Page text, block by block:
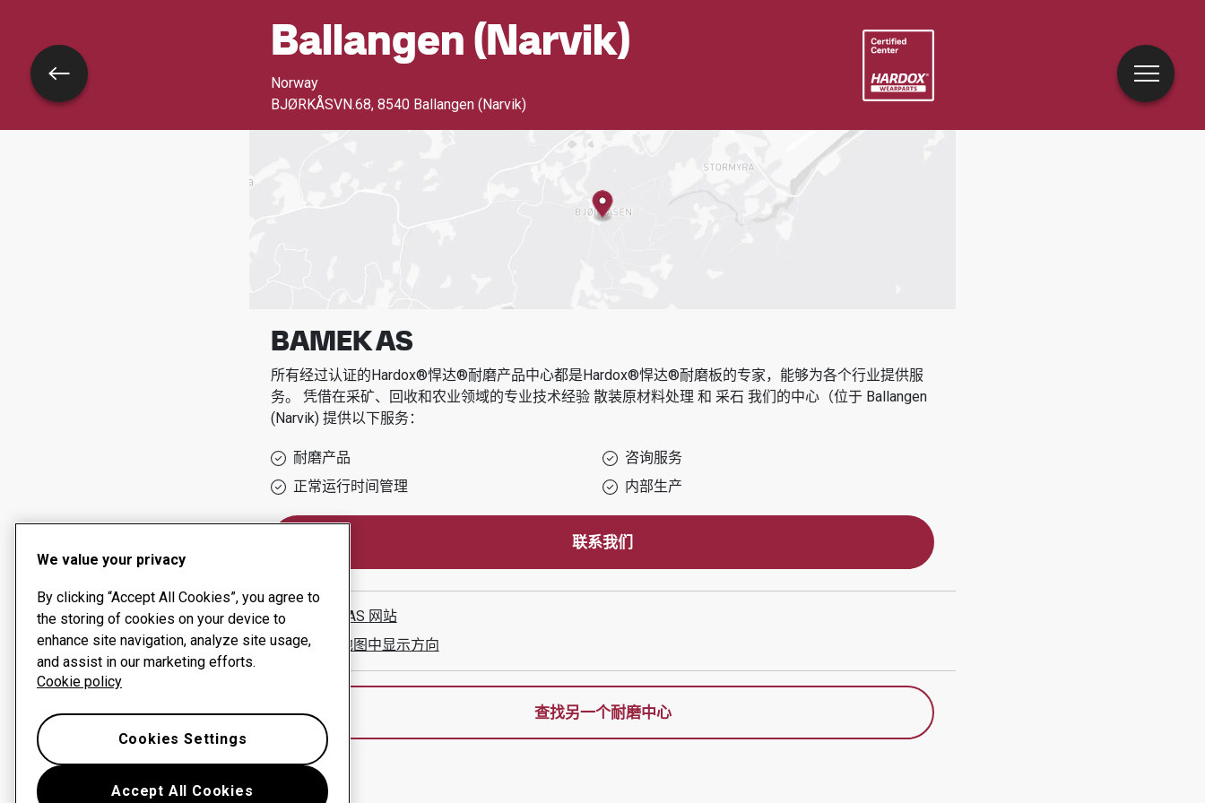
Ballangen (narvik)
Norway
BJØRKÅSVN.68, 8540 Ballangen (Narvik)
BAMEK AS
所有经过认证的Hardox®悍达®耐磨产品中心都是Hardox®悍达®耐磨板的专家，能够为各个行业提供服
务。 凭借在采矿、回收和农业领域的专业技术经验 散装原材料处理 和 采石 我们的中心（位于 Ballangen
(narvik)提供以下服务：
耐磨产品
咨询服务
正常运行时间管理
内部生产
联系我们
BAMEK AS 网站
在谷歌地图中显示方向
查找另一个耐磨中心
返回
We value your privacy
By clicking “Accept All Cookies”, you agree to
the storing of cookies on your device to
enhance site navigation, analyze site usage,
and assist in our marketing efforts.
Cookie policy
Accept All Cookies
Cookies Settings